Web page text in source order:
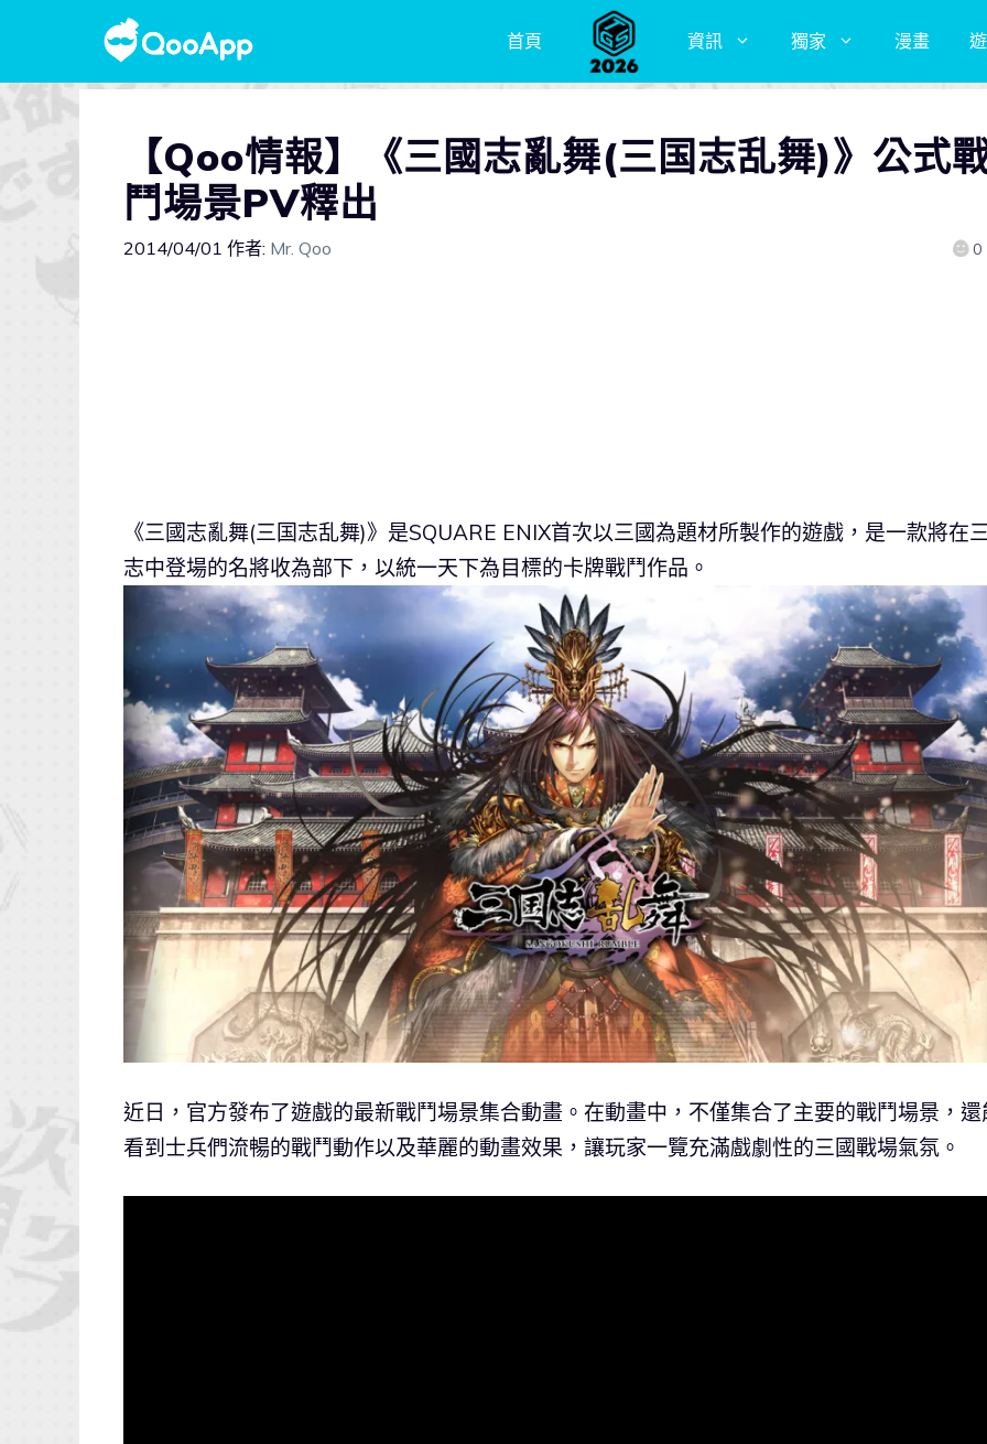
首頁 資訊 獨家 漫畫
【Qoo情報】《三國志亂舞(三国志乱舞)》公式
鬥場景PV釋出
2014/04/01 作者: Mr. Qoo 0
《三國志亂舞(三国志乱舞)》是SQUARE ENIX首次以三國為題材所製作的遊戲，是一款將在
志中登場的名將收為部下，以統一天下為目標的卡牌戰鬥作品。
近日，官方發布了遊戲的最新戰鬥場景集合動畫。在動畫中，不僅集合了主要的戰鬥場景，還
看到士兵們流暢的戰鬥動作以及華麗的動畫效果，讓玩家一覽充滿戲劇性的三國戰場氣氛。